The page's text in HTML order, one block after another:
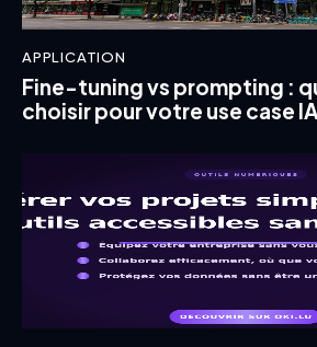
APPLICATION
Fine-tuning vs prompting :
choisir pour votre use case